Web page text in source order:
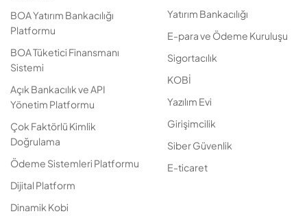
BOA Yatırım Bankacılığı
Platformu
BOA Tüketici Finansmanı
Sistemi
Açık Bankacılık ve API
Yönetim Platformu
Çok Faktörlü Kimlik
Doğrulama
Ödeme Sistemleri Platformu
Dijital Platform
Dinamik Kobi
Yatırım Bankacılığı
E-para ve Ödeme Kuruluşu
Sigortacılık
KOBİ
Yazılım Evi
Girişimcilik
Siber Güvenlik
E-ticaret